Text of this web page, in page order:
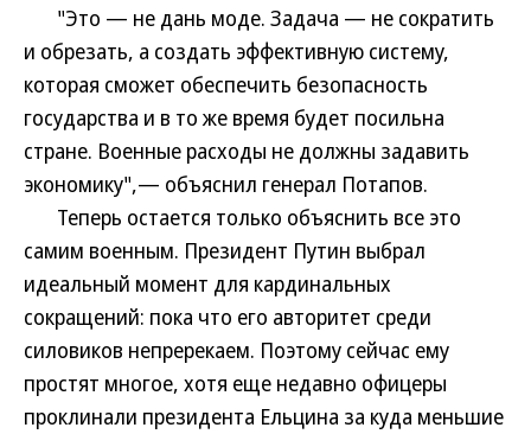
"Это — не дань моде. Задача — не сократить
и обрезать, а создать эффективную систему,
которая сможет обеспечить безопасность
государства и в то же время будет посильна
стране. Военные расходы не должны задавить
экономику",— объяснил генерал Потапов.
Теперь остается только объяснить все это
самим военным. Президент Путин выбрал
идеальный момент для кардинальных
сокращений: пока что его авторитет среди
силовиков непререкаем. Поэтому сейчас ему
простят многое, хотя еще недавно офицеры
проклинали президента Ельцина за куда меньшие